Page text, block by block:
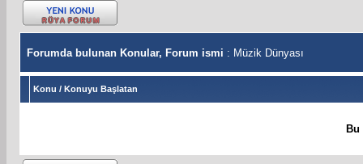
Forumda bulunan Konular, Forum ismi : Müzik Dünyası
Konu / Konuyu Başlatan
Bu